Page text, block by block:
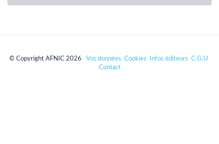
© Copyright AFNIC 2026 Vos données Cookies Infos éditeurs C.G.U
Contact